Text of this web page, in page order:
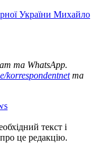
України Михайло
та WhatsApp.
korrespondentnetта
текст і
це редакцію.